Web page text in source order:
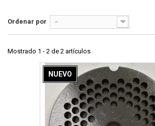
Ordenar por --
Mostrado 1 - 2 de 2 artículos
NUEVO